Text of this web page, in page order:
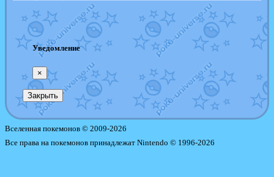
Уведомление
×
Закрыть
Вселенная покемонов © 2009-2026
Все права на покемонов принадлежат Nintendo © 1996-2026